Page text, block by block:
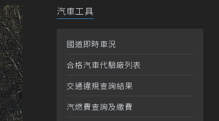
汽車工具
國道即時車況
合格汽車代驗廠列表
交通違規查詢結果
汽燃費查詢及繳費